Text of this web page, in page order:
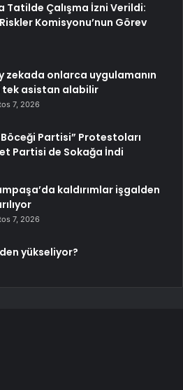
Tatilde Çalışma İzni Verildi:
Komisyonu’nun Görev
zekada onlarca uygulamanın
tek asistan alabilir
7, 2026
Partisi” Protestoları
Partisi de Sokağa İndi
kaldırımlar işgalden
7, 2026
yükseliyor?